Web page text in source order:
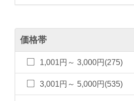
価格帯
1,001円～ 3,000円(275)
3,001円～ 5,000円(535)